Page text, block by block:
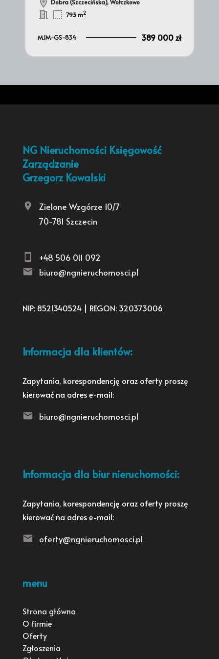
Dobra (Szczecińska), Wołczkowo
793 m2
MJM-GS-834 389 000 zł
NG Nieruchomości Księgowość
Zarządzanie
Grzegorz Kowalski
Zielone Wzgórze 10/7
70-781 Szczecin
+48 506 011 092
biuro@ngnieruchomosci.pl
NIP: 8521340524 | REGON: 320373006
Informacja dla klientów:
Zapytania, korespondencję oraz oferty proszę
kierować na adres e-mail:
biuro@ngnieruchomosci.pl
Informacja dla biur nieruchomości:
Zapytania, korespondencję oraz oferty proszę
kierować na adres e-mail:
oferty@ngnieruchomosci.pl
menu
Strona główna
O firmie
Oferty
Zgłoszenia